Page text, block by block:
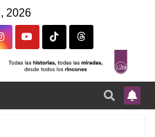
2026